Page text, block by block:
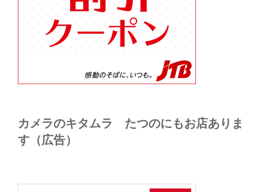
カメラのキタムラ たつのにもお店ありま
す（広告）